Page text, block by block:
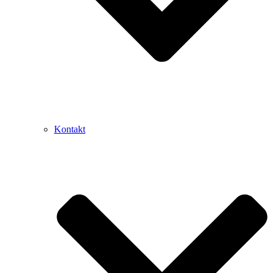
Kontakt